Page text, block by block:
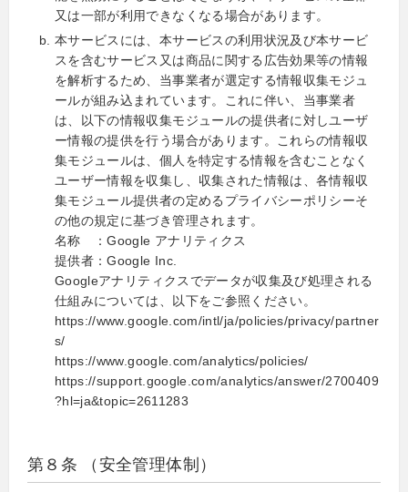
又は一部が利用できなくなる場合があります。
本サービスには、本サービスの利用状況及び本サービ
スを含むサービス又は商品に関する広告効果等の情報
を解析するため、当事業者が選定する情報収集モジュ
ールが組み込まれています。これに伴い、当事業者
は、以下の情報収集モジュールの提供者に対しユーザ
ー情報の提供を行う場合があります。これらの情報収
集モジュールは、個人を特定する情報を含むことなく
ユーザー情報を収集し、収集された情報は、各情報収
集モジュール提供者の定めるプライバシーポリシーそ
の他の規定に基づき管理されます。
名称 ：Google アナリティクス
提供者：Google Inc.
Googleアナリティクスでデータが収集及び処理される
仕組みについては、以下をご参照ください。
https://www.google.com/intl/ja/policies/privacy/partner
s/
https://www.google.com/analytics/policies/
https://support.google.com/analytics/answer/2700409
?hl=ja&topic=2611283
第８条 （安全管理体制）